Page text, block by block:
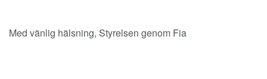
Med vänlig hälsning, Styrelsen genom Fia